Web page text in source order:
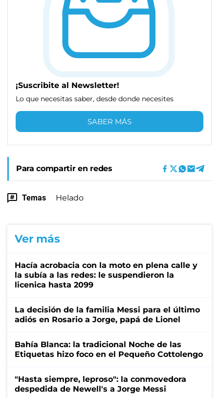
¡Suscribite al Newsletter!
Lo que necesitas saber, desde donde necesites
SABER MÁS
Para compartir en redes
Temas Helado
Ver más
Hacía acrobacia con la moto en plena calle y
la subía a las redes: le suspendieron la
licenica hasta 2099
La decisión de la familia Messi para el último
adiós en Rosario a Jorge, papá de Lionel
Bahía Blanca: la tradicional Noche de las
Etiquetas hizo foco en el Pequeño Cottolengo
"Hasta siempre, leproso": la conmovedora
despedida de Newell's a Jorge Messi